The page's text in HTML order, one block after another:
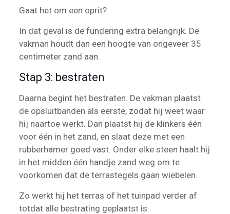
Gaat het om een oprit?
In dat geval is de fundering extra belangrijk. De
vakman houdt dan een hoogte van ongeveer 35
centimeter zand aan.
Stap 3: bestraten
Daarna begint het bestraten. De vakman plaatst
de opsluitbanden als eerste, zodat hij weet waar
hij naartoe werkt. Dan plaatst hij de klinkers één
voor één in het zand, en slaat deze met een
rubberhamer goed vast. Onder elke steen haalt hij
in het midden één handje zand weg om te
voorkomen dat de terrastegels gaan wiebelen.
Zo werkt hij het terras of het tuinpad verder af
totdat alle bestrating geplaatst is.